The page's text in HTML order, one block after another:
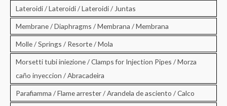
Lateroidi / Lateroidi / Lateroidi / Juntas
Membrane / Diaphragms / Membrana / Membrana
Molle / Springs / Resorte / Mola
Morsetti tubi iniezione / Clamps for Injection Pipes / Morza
caño inyeccion / Abracadeira
Parafiamma / Flame arrester / Arandela de asciento / Calco